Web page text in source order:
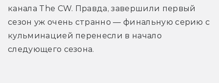
канала The CW. Правда, завершили первый
сезон уж очень странно — финальную серию с
кульминацией перенесли в начало
следующего сезона.